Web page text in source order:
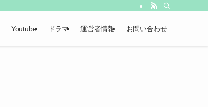
Youtube ドラマ 運営者情報 お問い合わせ